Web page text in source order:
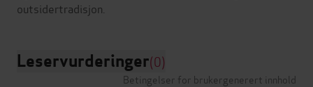
Leservurderinger(0)
Betingelser for brukergenerert innhold